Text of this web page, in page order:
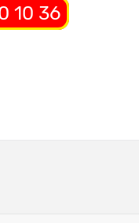
10 36